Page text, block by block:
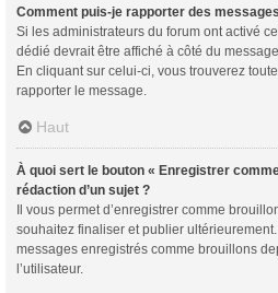
Comment puis-je rapporter des
Si les administrateurs du forum ont activé
dédié devrait être affiché à côté du
En cliquant sur celui-ci, vous trouverez
rapporter le message.
Haut
À quoi sert le bouton « Enregistrer
rédaction d’un sujet ?
Il vous permet d’enregistrer comme
souhaitez finaliser et publier
messages enregistrés comme brouillons
l’utilisateur.